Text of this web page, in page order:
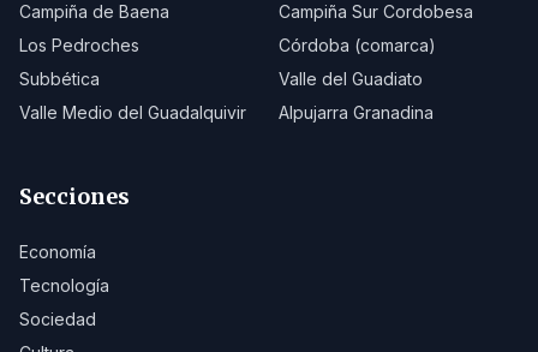
Campiña de Baena
Campiña Sur Cordobesa
Los Pedroches
Córdoba (comarca)
Subbética
Valle del Guadiato
Valle Medio del Guadalquivir
Alpujarra Granadina
Secciones
Economía
Tecnología
Sociedad